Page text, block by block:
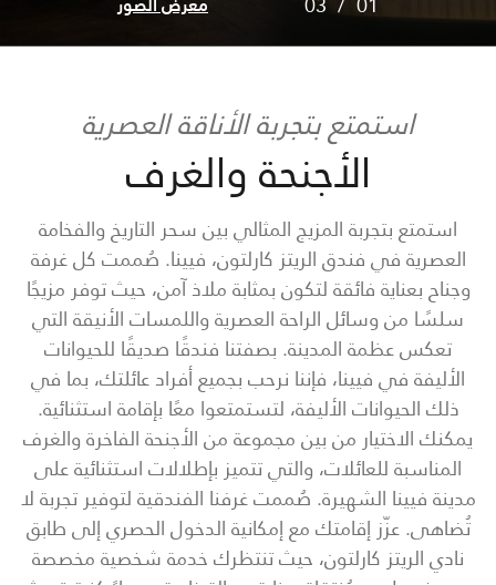
استمتع بتجربة الأناقة العصرية
الأجنحة والغرف
استمتع بتجربة المزيج المثالي بين سحر التاريخ والفخامة
العصرية في فندق الريتز كارلتون، فيينا. صُممت كل غرفة
وجناح بعناية فائقة لتكون بمثابة ملاذ آمن، حيث توفر مزيجًا
سلسًا من وسائل الراحة العصرية واللمسات الأنيقة التي
تعكس عظمة المدينة. بصفتنا فندقًا صديقًا للحيوانات
الأليفة في فيينا، فإننا نرحب بجميع أفراد عائلتك، بما في
ذلك الحيوانات الأليفة، لتستمتعوا معًا بإقامة استثنائية.
يمكنك الاختيار من بين مجموعة من الأجنحة الفاخرة والغرف
المناسبة للعائلات، والتي تتميز بإطلالات استثنائية على
مدينة فيينا الشهيرة. صُممت غرفنا الفندقية لتوفير تجربة لا
تُضاهى. عزّز إقامتك مع إمكانية الدخول الحصري إلى طابق
نادي الريتز كارلتون، حيث تنتظرك خدمة شخصية مخصصة